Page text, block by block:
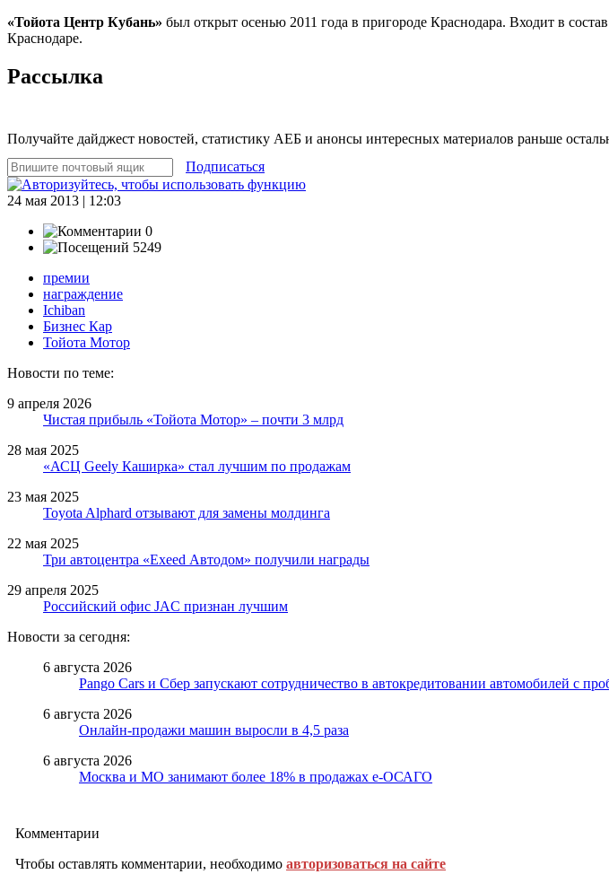
«Тойота Центр Кубань» был открыт осенью 2011 года в пригороде Краснодара. Входит в состав
Краснодаре.
Рассылка
Получайте дайджест новостей, статистику АЕБ и анонсы интересных материалов раньше
Подписаться
24 мая 2013 | 12:03
0
5249
премии
награждение
Ichiban
Бизнес Кар
Тойота Мотор
Новости по теме:
9 апреля 2026
Чистая прибыль «Тойота Мотор» – почти 3 млрд
28 мая 2025
«АСЦ Geely Каширка» стал лучшим по продажам
23 мая 2025
Toyota Alphard отзывают для замены молдинга
22 мая 2025
Три автоцентра «Exeed Автодом» получили награды
29 апреля 2025
Российский офис JAC признан лучшим
Новости за сегодня:
6 августа 2026
Pango Cars и Сбер запускают сотрудничество в автокредитовании автомобилей с
6 августа 2026
Онлайн-продажи машин выросли в 4,5 раза
6 августа 2026
Москва и МО занимают более 18% в продажах е-ОСАГО
Комментарии
Чтобы оставлять комментарии, необходимо авторизоваться на сайте